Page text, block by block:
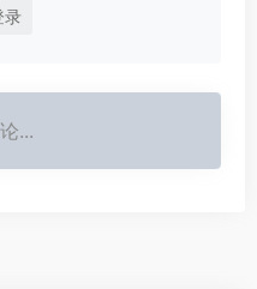
录
...